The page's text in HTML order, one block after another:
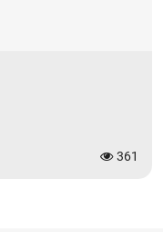
361